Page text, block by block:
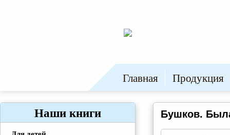
Главная Продукция
Наши книги Бушков.